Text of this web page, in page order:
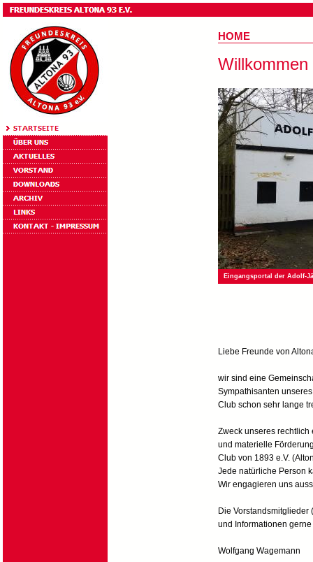
HOME
Eingangsportal der Adolf-
Liebe Freunde von
wir sind eine
Sympathisanten
Club schon sehr lange
Zweck unseres
und materielle
Club von 1893 e.V.
Jede natürliche Person
Wir engagieren uns
Die Vorstandsmitglieder
und Informationen
Wolfgang Wagemann